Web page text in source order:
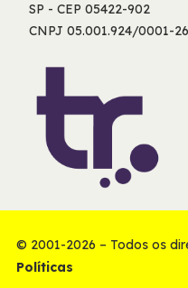
SP - CEP 05422-902
CNPJ 05.001.924/0001-26
© 2001-2026 – Todos os
Políticas